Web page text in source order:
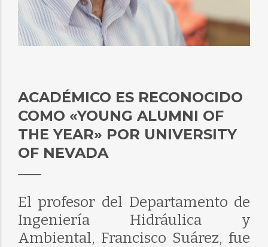
ACADÉMICO ES RECONOCIDO
COMO «YOUNG ALUMNI OF
THE YEAR» POR UNIVERSITY
OF NEVADA
El profesor del Departamento de
Ingeniería Hidráulica y
Ambiental, Francisco Suárez, fue